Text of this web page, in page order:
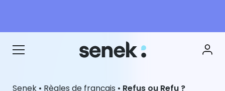
Senek • Règles de français • Refus ou Refu ?